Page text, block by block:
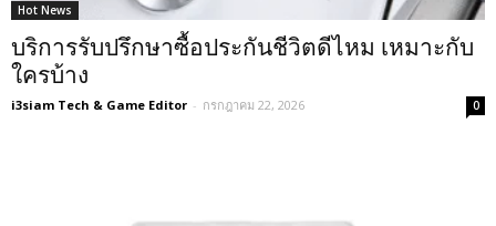
Hot News
บริการรับปรึกษาซื้อประกันชีวิตดีไหม เหมาะกับ
ใครบ้าง
i3siam Tech & Game Editor - กรกฎาคม 22, 2026 0